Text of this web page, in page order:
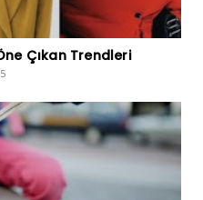
Çıkan Trendleri